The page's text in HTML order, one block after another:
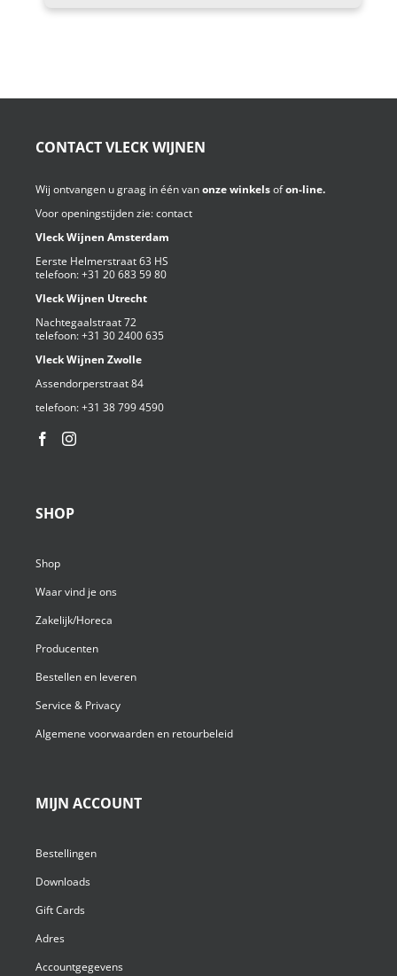
CONTACT VLECK WIJNEN
Wij ontvangen u graag in één vanonze winkelsofon-line.
Voor openingstijden zie:contact
Vleck Wijnen Amsterdam
Eerste Helmerstraat 63 HS
telefoon:+31 20 683 59 80
Vleck Wijnen Utrecht
Nachtegaalstraat 72
telefoon:+31 30 2400 635
Vleck Wijnen Zwolle
Assendorperstraat 84
telefoon:+31 38 799 4590⁩
SHOP
Shop
Waar vind je ons
Zakelijk/Horeca
Producenten
Bestellen en leveren
Service & Privacy
Algemene voorwaarden en retourbeleid
MIJN ACCOUNT
Bestellingen
Downloads
Gift Cards
Adres
Accountgegevens